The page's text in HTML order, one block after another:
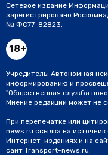
Сетевое издание
зарегистрировано
№ ФС77-82823.
18+
Учредитель: Автономная
информированию и
"Общественная служба
Мнение редакции может не
При перепечатке или
news.ru ссылка на источник
Интернет-изданиях и на
сайт Transport-news.ru.